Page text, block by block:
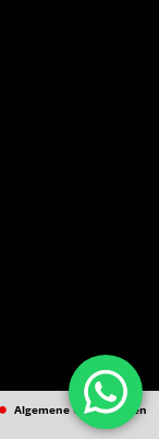
Algemene voorwaarden